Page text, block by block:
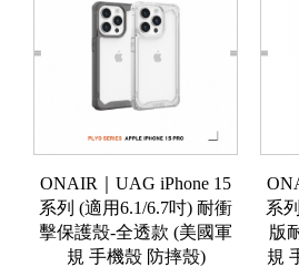
ONAIR｜UAG iPhone 15
系列 (適用6.1/6.7吋) 耐衝
擊保護殼-全透款 (美國軍
規 手機殼 防摔殼)
系
版
規